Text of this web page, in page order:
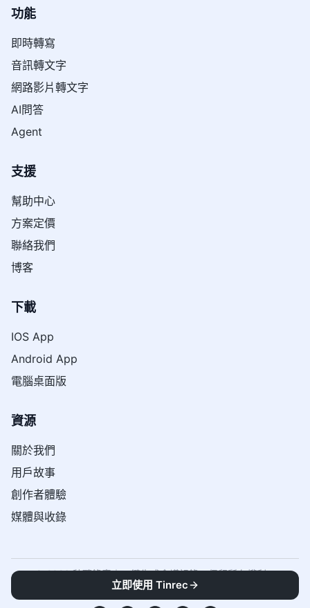
功能
即時轉寫
音訊轉文字
網路影片轉文字
AI問答
Agent
支援
幫助中心
方案定價
聯絡我們
博客
下載
IOS App
Android App
電腦桌面版
資源
關於我們
用戶故事
創作者體驗
媒體與收錄
© 2026 秒聽錄音｜一鍵生成會議記錄。保留所有權利。
服務條款》 《隱私政策
立即使用 Tinrec